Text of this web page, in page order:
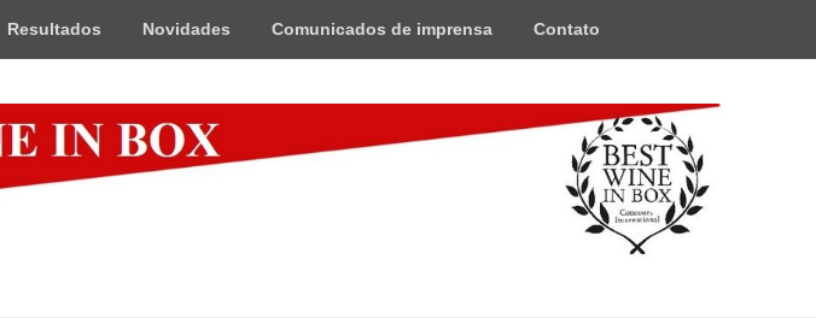
Resultados Novidades Comunicados de imprensa Contato